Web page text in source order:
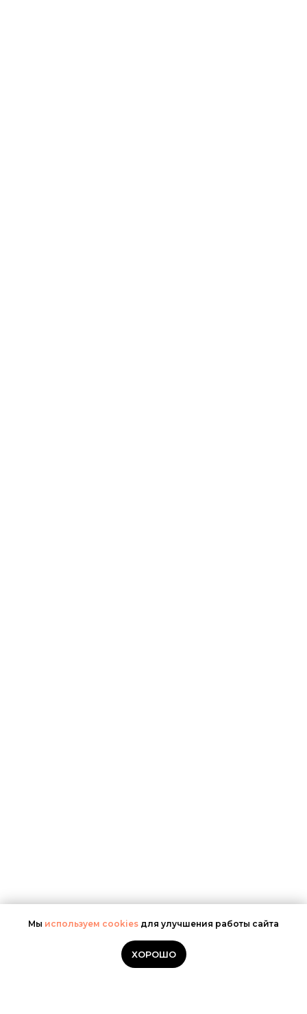
Мы используем cookies для улучшения работы сайта
ХОРОШО